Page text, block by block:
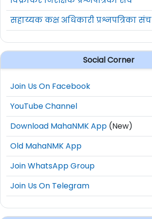
सहाय्यक कक्ष अधिकारी प्रश्नपत्रिका संच
Social Corner
Join Us On Facebook
YouTube Channel
Download MahaNMK App (New)
Old MahaNMK App
Join WhatsApp Group
Join Us On Telegram